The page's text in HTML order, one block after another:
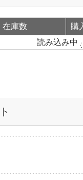
在庫数
購
読み込み中